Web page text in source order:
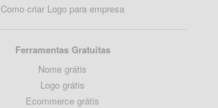
Como criar Logo para empresa
Ferramentas Gratuitas
Nome grátis
Logo grátis
Ecommerce grátis